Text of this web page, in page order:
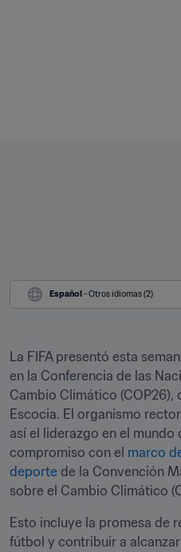
Español - Otros idiomas (2)
La FIFA presentó esta
en la Conferencia de las
Cambio Climático (COP26),
Escocia. El organismo
así el liderazgo en el
compromiso con el marco
deporte de la Convención
sobre el Cambio Climático
Esto incluye la promesa de
fútbol y contribuir a